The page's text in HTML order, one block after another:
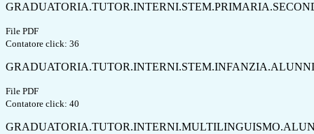
File PDF
Contatore click: 36
GRADUATORIA.TUTOR.INTERNI.STEM.INFANZIA.ALUNNI
File PDF
Contatore click: 40